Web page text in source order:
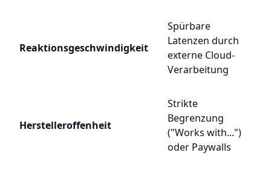
Reaktionsgeschwindigkeit
Spürbare
Latenzen durch
externe Cloud-
Verarbeitung
Herstelleroffenheit
Strikte
Begrenzung
("Works with...")
oder Paywalls